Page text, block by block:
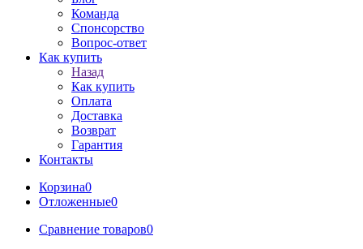
Команда
Спонсорство
Вопрос-ответ
Как купить
Назад
Как купить
Оплата
Доставка
Возврат
Гарантия
Контакты
Корзина0
Отложенные0
Сравнение товаров0